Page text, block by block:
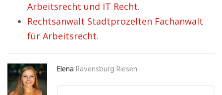
Arbeitsrecht und IT Recht.
Rechtsanwalt Stadtprozelten Fachanwalt
für Arbeitsrecht.
Elena Ravensburg Riesen